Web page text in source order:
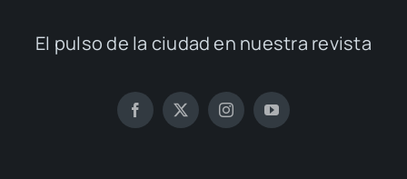
El pul­so de la ciu­dad en nues­tra revis­ta